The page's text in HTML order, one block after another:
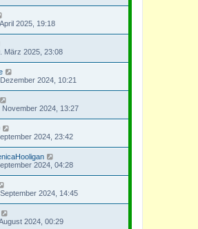
2025, 19:18
März 2025, 23:08
2024, 10:21
November 2024, 13:27
2024, 23:42
2024, 04:28
2024, 14:45
2024, 00:29